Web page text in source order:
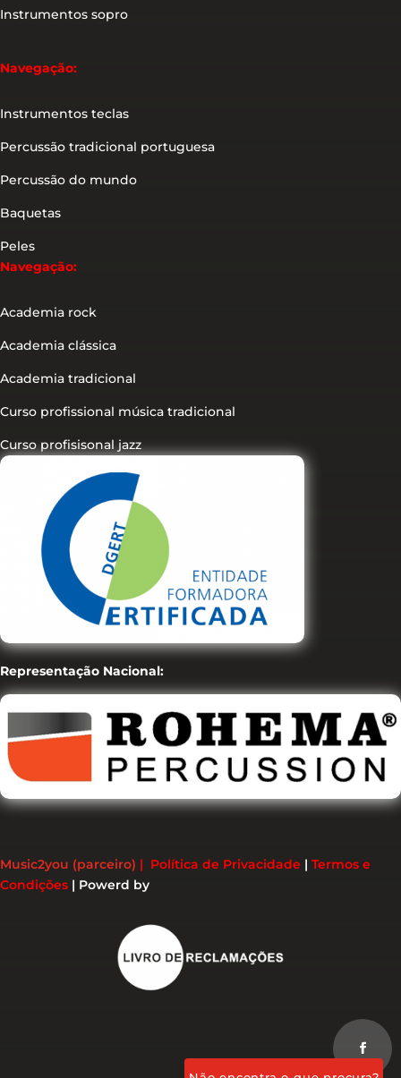
Instrumentos sopro
Navegação:
Instrumentos teclas
Percussão tradicional portuguesa
Percussão do mundo
Baquetas
Peles
Navegação:
Academia rock
Academia clássica
Academia tradicional
Curso profissional música tradicional
Curso profisisonal jazz
Representação Nacional:
Music2you (parceiro) | Política de Privacidade | Termos e
Condições | Powerd by